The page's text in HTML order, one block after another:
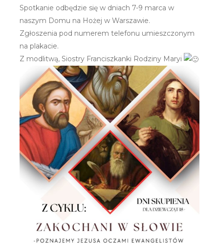
Spotkanie odbędzie się w dniach 7-9 marca w
naszym Domu na Hożej w Warszawie.
Zgłoszenia pod numerem telefonu umieszczonym
na plakacie.
Z modlitwą, Siostry Franciszkanki Rodziny Maryi